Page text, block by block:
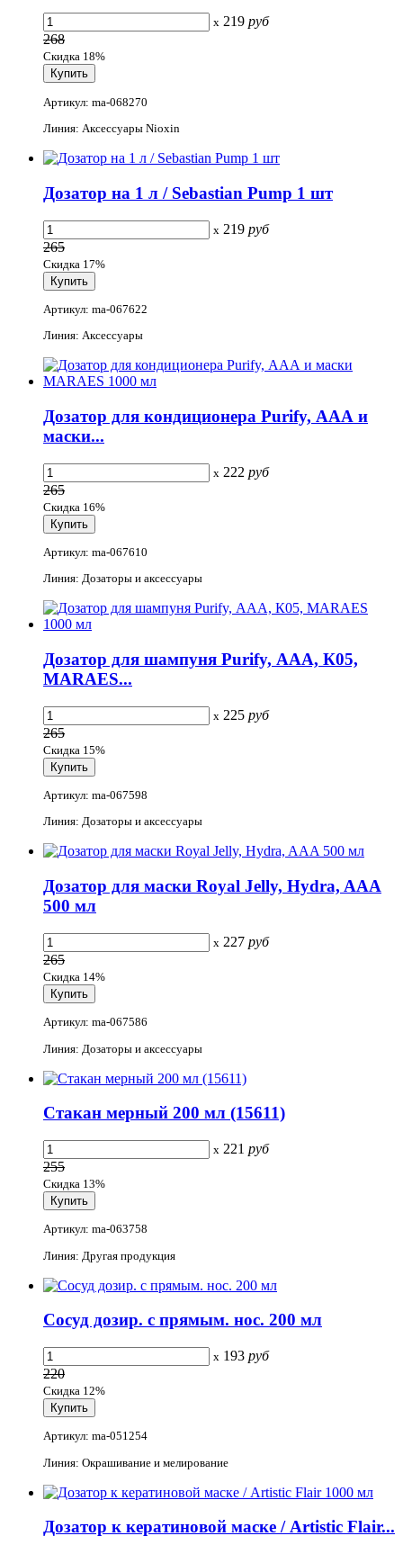
x 219 руб
268
Скидка 18%
Артикул: ma-068270
Линия: Аксессуары Nioxin
Дозатор на 1 л / Sebastian Pump 1 шт
x 219 руб
265
Скидка 17%
Артикул: ma-067622
Линия: Аксессуары
Дозатор для кондиционера Purify, ААА и
маски...
x 222 руб
265
Скидка 16%
Артикул: ma-067610
Линия: Дозаторы и аксессуары
Дозатор для шампуня Purify, ААА, К05,
MARAES...
x 225 руб
265
Скидка 15%
Артикул: ma-067598
Линия: Дозаторы и аксессуары
Дозатор для маски Royal Jelly, Hydra, AAA
500 мл
x 227 руб
265
Скидка 14%
Артикул: ma-067586
Линия: Дозаторы и аксессуары
Стакан мерный 200 мл (15611)
x 221 руб
255
Скидка 13%
Артикул: ma-063758
Линия: Другая продукция
Сосуд дозир. с прямым. нос. 200 мл
x 193 руб
220
Скидка 12%
Артикул: ma-051254
Линия: Окрашивание и мелирование
Дозатор к кератиновой маске / Artistic Flair...